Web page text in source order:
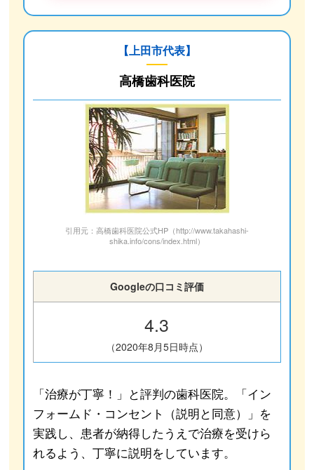
【上田市代表】
高橋歯科医院
引用元：高橋歯科医院公式HP（http://www.takahashi-
shika.info/cons/index.html）
Googleの口コミ評価
4.3
（2020年8月5日時点）
「治療が丁寧！」と評判の歯科医院。「イン
フォームド・コンセント（説明と同意）」を
実践し、患者が納得したうえで治療を受けら
れるよう、丁寧に説明をしています。